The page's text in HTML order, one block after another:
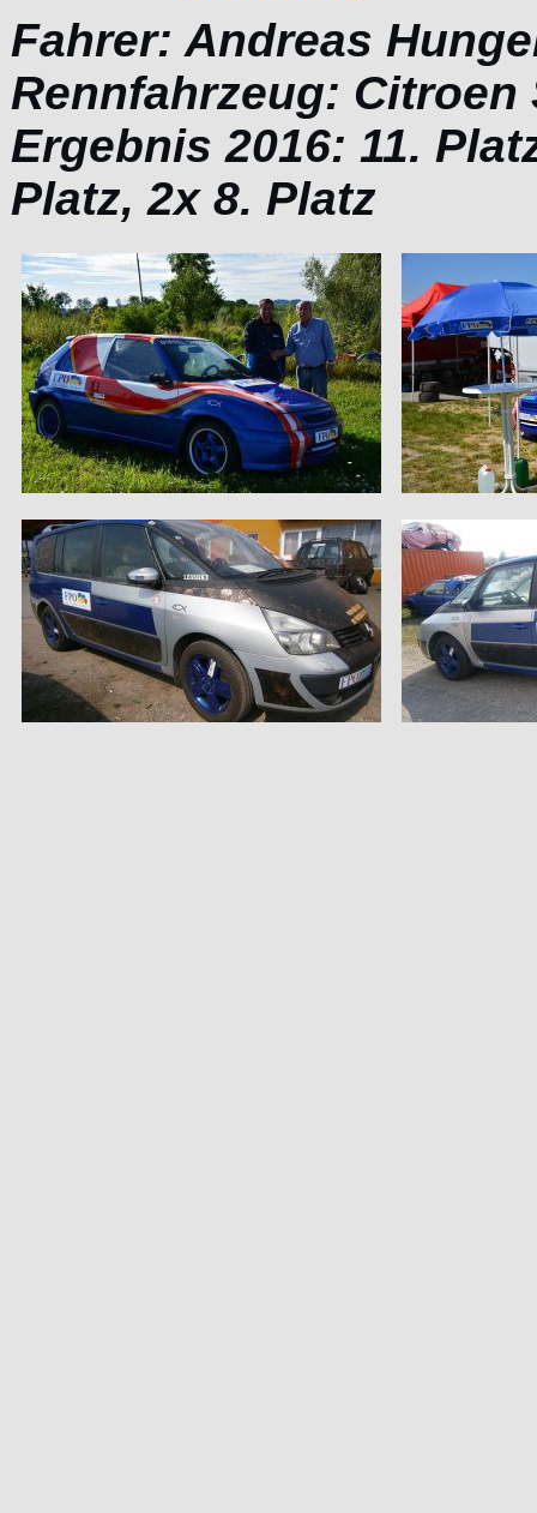
Fahrer: Andreas
Rennfahrzeug: Citroen
Ergebnis 2016: 11.
Platz, 2x 8. Platz